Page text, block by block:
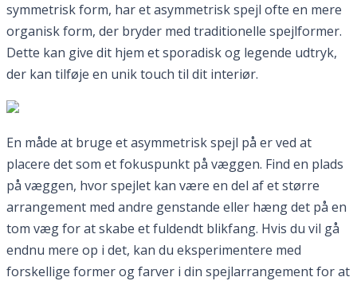
symmetrisk form, har et asymmetrisk spejl ofte en mere
organisk form, der bryder med traditionelle spejlformer.
Dette kan give dit hjem et sporadisk og legende udtryk,
der kan tilføje en unik touch til dit interiør.
En måde at bruge et asymmetrisk spejl på er ved at
placere det som et fokuspunkt på væggen. Find en plads
på væggen, hvor spejlet kan være en del af et større
arrangement med andre genstande eller hæng det på en
tom væg for at skabe et fuldendt blikfang. Hvis du vil gå
endnu mere op i det, kan du eksperimentere med
forskellige former og farver i din spejlarrangement for at